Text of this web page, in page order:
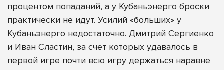
процентом попаданий, а у Кубаньэнерго броски
практически не идут. Усилий «больших» у
Кубаньэнерго недостаточно. Дмитрий Сергиенко
и Иван Сластин, за счет которых удавалось в
первой игре почти всю игру держаться наравне